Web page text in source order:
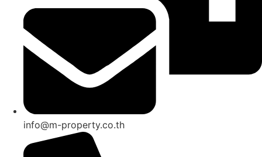
info@m-property.co.th